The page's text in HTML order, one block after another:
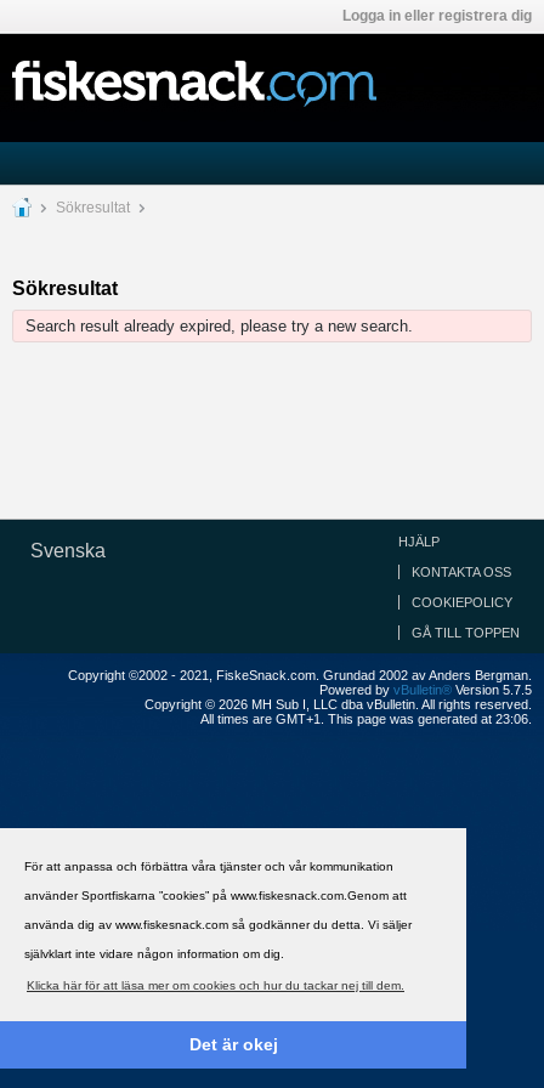
För att anpassa och förbättra våra tjänster och vår kommunikation
använder Sportfiskarna ”cookies” på www.fiskesnack.com.Genom att
använda dig av www.fiskesnack.com så godkänner du detta. Vi säljer
självklart inte vidare någon information om dig.
Klicka här för att läsa mer om cookies och hur du tackar nej till dem.
Det är okej
Logga in eller registrera dig
Sökresultat
Sökresultat
Search result already expired, please try a new search.
Svenska HJÄLP
KONTAKTA OSS
COOKIEPOLICY
GÅ TILL TOPPEN
Copyright ©2002 - 2021, FiskeSnack.com. Grundad 2002 av Anders Bergman.
Powered by vBulletin® Version 5.7.5
Copyright © 2026 MH Sub I, LLC dba vBulletin. All rights reserved.
All times are GMT+1. This page was generated at 23:06.